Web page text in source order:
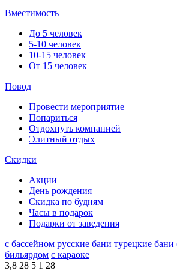
Вместимость
До 5 человек
5-10 человек
10-15 человек
От 15 человек
Повод
Провести мероприятие
Попариться
Отдохнуть компанией
Элитный отдых
Скидки
Акции
День рождения
Скидка по будням
Часы в подарок
Подарки от заведения
с бассейном русские бани турецкие
бильярдом с караоке
3,8 28 5 1 28